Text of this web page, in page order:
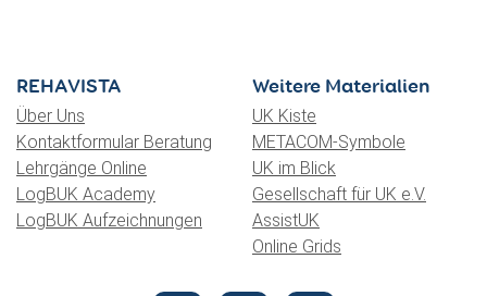
REHAVISTA
Über Uns
Kontaktformular Beratung
Lehrgänge Online
LogBUK Academy
LogBUK Aufzeichnungen
Weitere Materialien
UK Kiste
METACOM-Symbole
UK im Blick
Gesellschaft für UK e.V.
AssistUK
Online Grids